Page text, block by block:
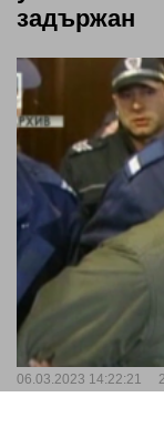
задържан
06.03.2023 14:22:21